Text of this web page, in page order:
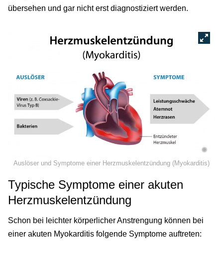
übersehen und gar nicht erst diagnostiziert werden.
©
Auslöser und Symptome einer Herzmuskelentzündung (Myokarditis)
Typische Symptome einer akuten
Herzmuskelentzündung
Schon bei leichter körperlicher Anstrengung können bei
einer akuten Myokarditis folgende Symptome auftreten: